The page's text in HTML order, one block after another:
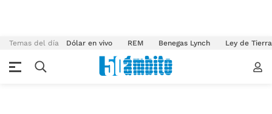
Temas del día Dólar en vivo REM Benegas Lynch Ley de